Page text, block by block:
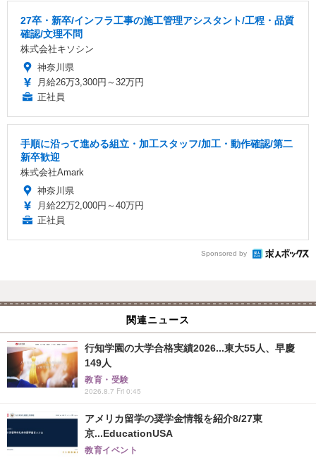
27卒・新卒/インフラ工事の施工管理アシスタント/工程・品質
確認/文理不問
株式会社キソシン
神奈川県
月給26万3,300円～32万円
正社員
手順に沿って進める組立・加工スタッフ/加工・動作確認/第二
新卒歓迎
株式会社Amark
神奈川県
月給22万2,000円～40万円
正社員
Sponsored by
関連ニュース
行知学園の大学合格実績2026...東大55人、早慶
149人
教育・受験
2026.8.7 Fri 0:45
アメリカ留学の奨学金情報を紹介8/27東
京...EducationUSA
教育イベント